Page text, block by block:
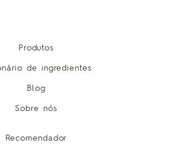
Produtos
de ingredientes
Blog
Sobre nós
Recomendador